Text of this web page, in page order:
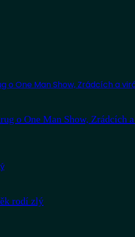
o One Man Show, Zrádcích
rodí zlý